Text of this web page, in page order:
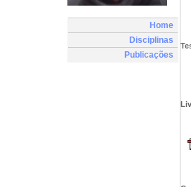
Home
Disciplinas
Publicações